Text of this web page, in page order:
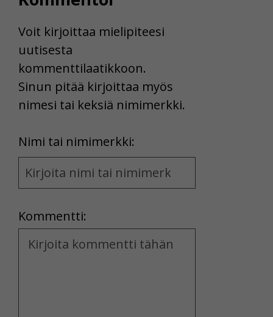
Voit kirjoittaa mielipiteesi
uutisesta
kommenttilaatikkoon.
Sinun pitää kirjoittaa myös
nimesi tai keksiä nimimerkki.
Nimi tai nimimerkki:
Name
and
Kommentti:
Kommentti